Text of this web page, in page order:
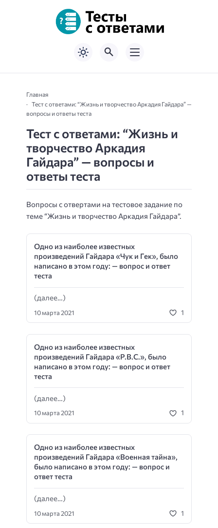
Главная
Тест с ответами: “Жизнь и творчество Аркадия Гайдара” —
вопросы и ответы теста
Тест с ответами: “Жизнь и
творчество Аркадия
Гайдара” — вопросы и
ответы теста
Вопросы с отвертами на тестовое задание по
теме “Жизнь и творчество Аркадия Гайдара”.
Одно из наиболее известных
произведений Гайдара «Чук и Гек», было
написано в этом году: — вопрос и ответ
теста
(далее…)
10 марта 2021 1
Одно из наиболее известных
произведений Гайдара «P.B.C.», было
написано в этом году: — вопрос и ответ
теста
(далее…)
10 марта 2021 1
Одно из наиболее известных
произведений Гайдара «Военная тайна»,
было написано в этом году: — вопрос и
ответ теста
(далее…)
10 марта 2021 1